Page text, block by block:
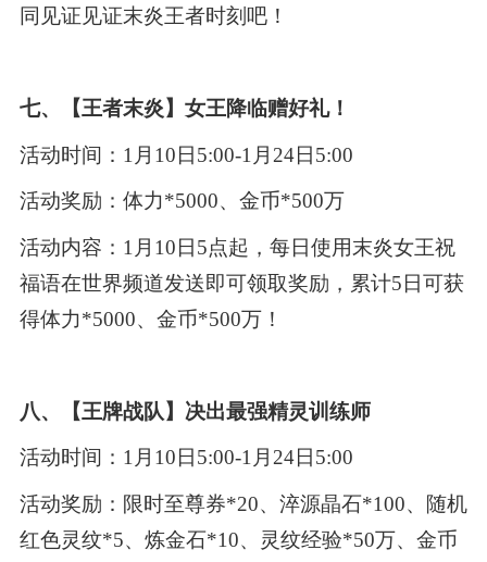
同见证见证末炎王者时刻吧！
七、【王者末炎】女王降临赠好礼！
活动时间：1月10日5:00-1月24日5:00
活动奖励：体力*5000、金币*500万
活动内容：1月10日5点起，每日使用末炎女王祝
福语在世界频道发送即可领取奖励，累计5日可获
得体力*5000、金币*500万！
八、【王牌战队】决出最强精灵训练师
活动时间：1月10日5:00-1月24日5:00
活动奖励：限时至尊券*20、淬源晶石*100、随机
红色灵纹*5、炼金石*10、灵纹经验*50万、金币